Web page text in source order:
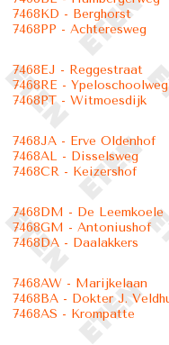
7468KD - Berghorst
7468PP - Achteresweg
7468EJ - Reggestraat
7468RE - Ypeloschoolweg
7468PT - Witmoesdijk
7468JA - Erve Oldenhof
7468AL - Disselsweg
7468CR - Keizershof
7468DM - De Leemkoele
7468GM - Antoniushof
7468DA - Daalakkers
7468AW - Marijkelaan
7468BA - Dokter J.
7468AS - Krompatte